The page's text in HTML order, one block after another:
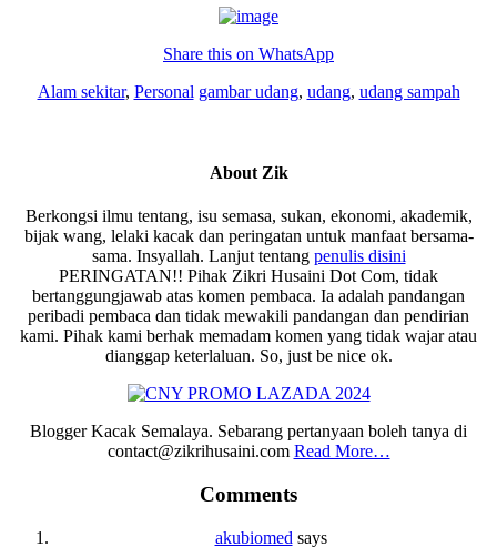
Share this on WhatsApp
Alam sekitar, Personal gambar udang, udang, udang sampah
About Zik
Berkongsi ilmu tentang, isu semasa, sukan, ekonomi, akademik,
bijak wang, lelaki kacak dan peringatan untuk manfaat bersama-
sama. Insyallah. Lanjut tentang penulis disini
PERINGATAN!! Pihak Zikri Husaini Dot Com, tidak
bertanggungjawab atas komen pembaca. Ia adalah pandangan
peribadi pembaca dan tidak mewakili pandangan dan pendirian
kami. Pihak kami berhak memadam komen yang tidak wajar atau
dianggap keterlaluan. So, just be nice ok.
Blogger Kacak Semalaya. Sebarang pertanyaan boleh tanya di
contact@zikrihusaini.com Read More…
Comments
akubiomed says